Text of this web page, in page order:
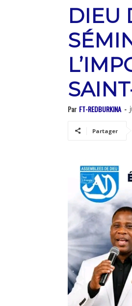
DIEU
Par FT-REDBURKINA -
Partager